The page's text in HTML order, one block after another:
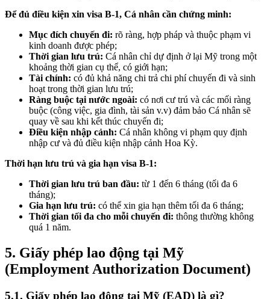
Để đủ điều kiện xin visa B-1, Cá nhân cần chứng minh:
Mục đích chuyến đi: rõ ràng, hợp pháp và thuộc phạm vi
kinh doanh được phép;
Thời gian lưu trú: Cá nhân chỉ dự định ở lại Mỹ trong một
khoảng thời gian cụ thể, có giới hạn;
Tài chính: có đủ khả năng chi trả chi phí chuyến đi và sinh
hoạt trong thời gian lưu trú;
Ràng buộc tại nước ngoài: có nơi cư trú và các mối ràng
buộc (công việc, gia đình, tài sản v.v) đảm bảo Cá nhân sẽ
quay về sau khi kết thúc chuyến đi;
Điều kiện nhập cảnh: Cá nhân không vi phạm quy định
nhập cư và đủ điều kiện nhập cảnh Hoa Kỳ.
Thời hạn lưu trú và gia hạn visa B-1:
Thời gian lưu trú ban đầu: từ 1 đến 6 tháng (tối đa 6
tháng);
Gia hạn lưu trú: có thể xin gia hạn thêm tối đa 6 tháng;
Thời gian tối đa cho mỗi chuyến đi: thông thường không
quá 1 năm.
5. Giấy phép lao động tại Mỹ
(Employment Authorization Document)
5.1. Giấy phép lao động tại Mỹ (EAD) là gì?